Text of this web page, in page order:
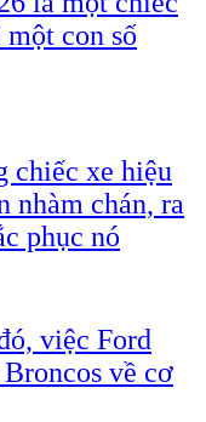
con số
chiếc xe hiệu
nhàm chán, ra
phục nó
việc Ford
về cơ